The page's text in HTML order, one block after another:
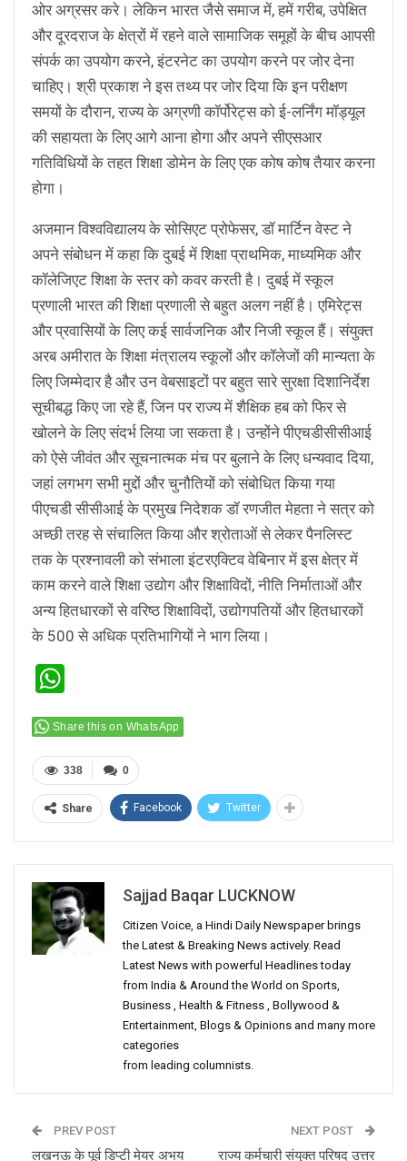
ओर अग्रसर करे। लेकिन भारत जैसे समाज में, हमें गरीब, उपेक्षित
और दूरदराज के क्षेत्रों में रहने वाले सामाजिक समूहों के बीच आपसी
संपर्क का उपयोग करने, इंटरनेट का उपयोग करने पर जोर देना
चाहिए। श्री प्रकाश ने इस तथ्य पर जोर दिया कि इन परीक्षण
समयों के दौरान, राज्य के अग्रणी कॉर्पोरेट्स को ई-लर्निंग मॉड्यूल
की सहायता के लिए आगे आना होगा और अपने सीएसआर
गतिविधियों के तहत शिक्षा डोमेन के लिए एक कोष कोष तैयार करना
होगा।
अजमान विश्वविद्यालय के सोसिएट प्रोफेसर, डॉ मार्टिन वेस्ट ने
अपने संबोधन में कहा कि दुबई में शिक्षा प्राथमिक, माध्यमिक और
कॉलेजिएट शिक्षा के स्तर को कवर करती है। दुबई में स्कूल
प्रणाली भारत की शिक्षा प्रणाली से बहुत अलग नहीं है। एमिरेट्स
और प्रवासियों के लिए कई सार्वजनिक और निजी स्कूल हैं। संयुक्त
अरब अमीरात के शिक्षा मंत्रालय स्कूलों और कॉलेजों की मान्यता के
लिए जिम्मेदार है और उन वेबसाइटों पर बहुत सारे सुरक्षा दिशानिर्देश
सूचीबद्ध किए जा रहे हैं, जिन पर राज्य में शैक्षिक हब को फिर से
खोलने के लिए संदर्भ लिया जा सकता है। उन्होंने पीएचडीसीसीआई
को ऐसे जीवंत और सूचनात्मक मंच पर बुलाने के लिए धन्यवाद दिया,
जहां लगभग सभी मुद्दों और चुनौतियों को संबोधित किया गया
पीएचडी सीसीआई के प्रमुख निदेशक डॉ रणजीत मेहता ने सत्र को
अच्छी तरह से संचालित किया और श्रोताओं से लेकर पैनलिस्ट
तक के प्रश्नावली को संभाला इंटरएक्टिव वेबिनार में इस क्षेत्र में
काम करने वाले शिक्षा उद्योग और शिक्षाविदों, नीति निर्माताओं और
अन्य हितधारकों से वरिष्ठ शिक्षाविदों, उद्योगपतियों और हितधारकों
के 500 से अधिक प्रतिभागियों ने भाग लिया।
Share this on WhatsApp
0
338
Share Facebook Twitter
Sajjad Baqar LUCKNOW
Citizen Voice, a Hindi Daily Newspaper brings
the Latest & Breaking News actively. Read
Latest News with powerful Headlines today
from India & Around the World on Sports,
Business , Health & Fitness , Bollywood &
Entertainment, Blogs & Opinions and many more
categories
from leading columnists.
PREV POST
लखनऊ के पूर्व डिप्टी मेयर अभय
NEXT POST
राज्य कर्मचारी संयुक्त परिषद उत्तर